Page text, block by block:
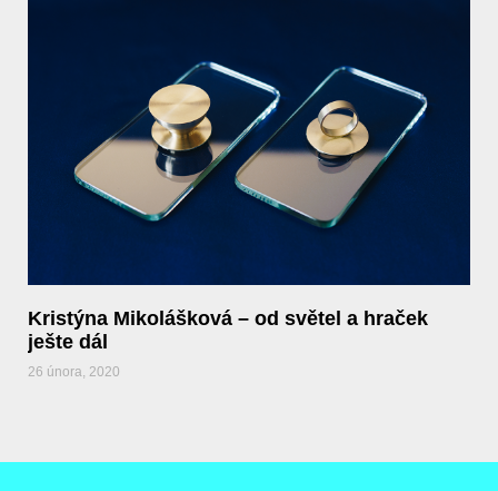
Kristýna Mikolášková – od světel a hraček
ješte dál
26 února, 2020